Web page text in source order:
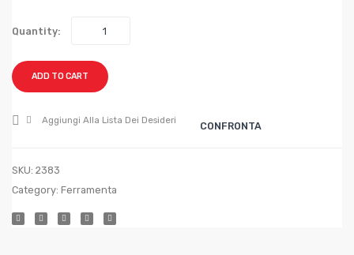
Quantity:
ADD TO CART
Aggiungi Alla Lista Dei Desideri CONFRONTA
SKU: 2383
Category: Ferramenta